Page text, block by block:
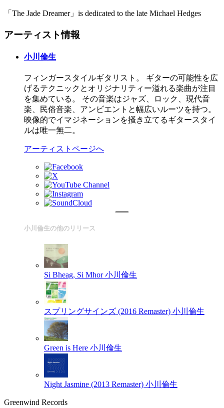
「The Jade Dreamer」is dedicated to the late Michael Hedges
アーティスト情報
小川倫生
フィンガースタイルギタリスト。 ギターの可能性を広
げるテクニックとオリジナリティー溢れる楽曲が注目
を集めている。 その音楽はジャズ、ロック、現代音
楽、民俗音楽、アンビエントと幅広いルーツを持つ。
映像的でイマジネーションを掻き立てるギタースタイ
ルは唯一無二。
アーティストページへ
小川倫生の他のリリース
Si Bheag, Si Mhor 小川倫生
スプリングサインズ (2016 Remaster) 小川倫生
Green is Here 小川倫生
Night Jasmine (2013 Remaster) 小川倫生
Greenwind Records